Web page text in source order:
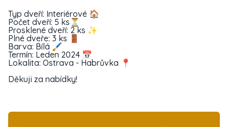
Typ dveří: Interiérové 🏠
Počet dveří: 5 ks⏳
Prosklené dveří: 2 ks ✨
Plné dveře: 3 ks 🚪
Barva: Bílá 🖌
Termín: Leden 2024 📅
Lokalita: Ostrava - Habrůvka 📍
Děkuji za nabídky!